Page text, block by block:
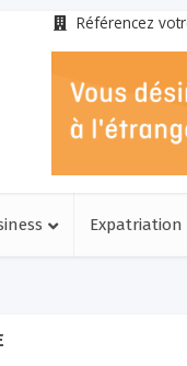
Référencez
Expatriation